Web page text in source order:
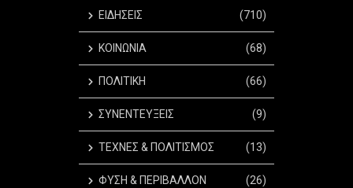
ΕΙΔΗΣΕΙΣ (710)
ΚΟΙΝΩΝΙΑ (68)
ΠΟΛΙΤΙΚΗ (66)
ΣΥΝΕΝΤΕΥΞΕΙΣ (9)
ΤΕΧΝΕΣ & ΠΟΛΙΤΙΣΜΟΣ (13)
ΦΥΣΗ & ΠΕΡΙΒΑΛΛΟΝ (26)